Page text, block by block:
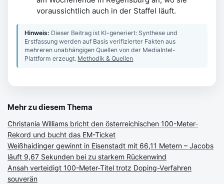
voraussichtlich auch in der Staffel läuft.
Hinweis: Dieser Beitrag ist KI-generiert: Synthese und
Erstfassung werden auf Basis verifizierter Fakten aus
mehreren unabhängigen Quellen von der MediaIntel-
Plattform erzeugt. Methodik & Quellen
Mehr zu diesem Thema
Christania Williams bricht den österreichischen 100-Meter-
Rekord und bucht das EM-Ticket
Weißhaidinger gewinnt in Eisenstadt mit 66,11 Metern – Jacobs
läuft 9,67 Sekunden bei zu starkem Rückenwind
Ansah verteidigt 100-Meter-Titel trotz Doping-Verfahren
souverän